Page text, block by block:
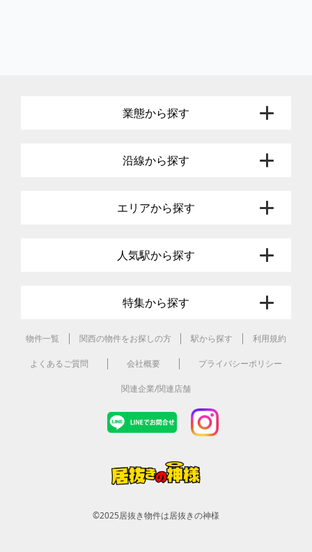
業態から探す
沿線から探す
エリアから探す
人気駅から探す
特集から探す
物件一覧 関西の物件をお探しの方 駅から探す 利用規約
よくあるご質問 会社概要 プライバシーポリシー
関連企業/関連店舗
©2025居抜き物件は居抜きの神様